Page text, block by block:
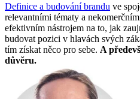
Definice a budování brandu ve
relevantními tématy a
efektivním nástrojem na to, jak
budovat pozici v hlavách svých
tím získat něco pro sebe. A
důvěru.